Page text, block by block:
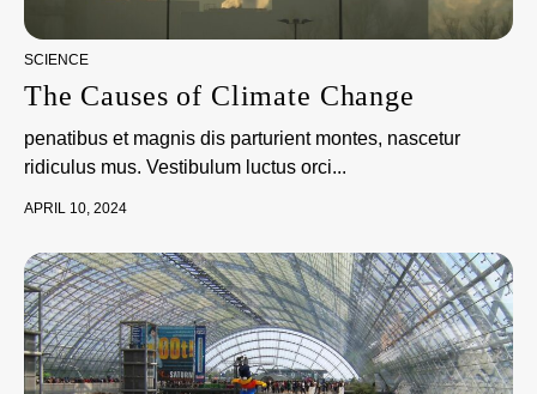
SCIENCE
The Causes of Climate Change
penatibus et magnis dis parturient montes, nascetur
ridiculus mus. Vestibulum luctus orci...
APRIL 10, 2024